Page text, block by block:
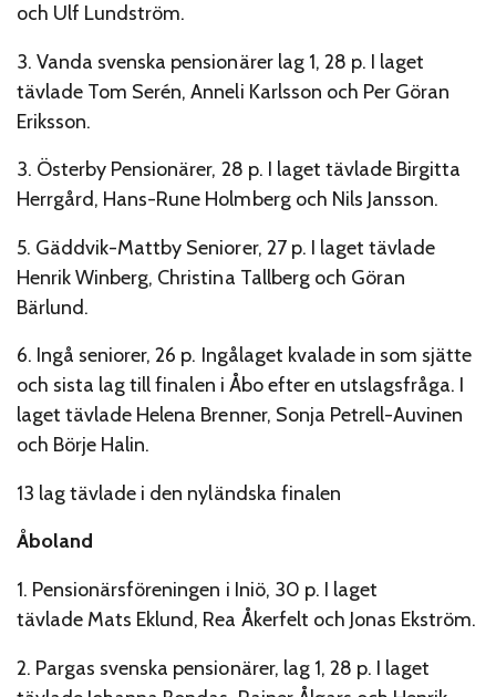
och Ulf Lundström.
3. Vanda svenska pensionärer lag 1, 28 p. I laget
tävlade Tom Serén, Anneli Karlsson och Per Göran
Eriksson.
3. Österby Pensionärer, 28 p. I laget tävlade Birgitta
Herrgård, Hans-Rune Holmberg och Nils Jansson.
5. Gäddvik-Mattby Seniorer, 27 p. I laget tävlade
Henrik Winberg, Christina Tallberg och Göran
Bärlund.
6. Ingå seniorer, 26 p. Ingålaget kvalade in som sjätte
och sista lag till finalen i Åbo efter en utslagsfråga. I
laget tävlade Helena Brenner, Sonja Petrell-Auvinen
och Börje Halin.
13 lag tävlade i den nyländska finalen
Åboland
1. Pensionärsföreningen i Iniö, 30 p. I laget
tävlade Mats Eklund, Rea Åkerfelt och Jonas Ekström.
2. Pargas svenska pensionärer, lag 1, 28 p. I laget